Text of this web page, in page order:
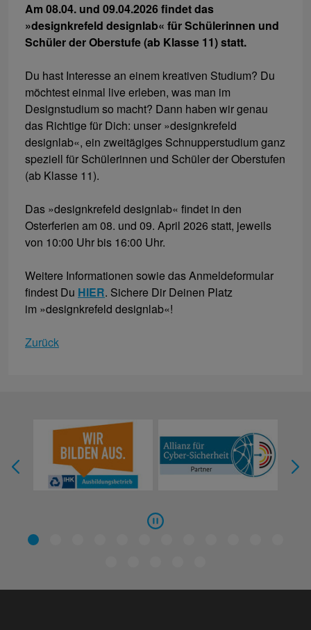
Am 08.04. und 09.04.2026 findet das
»designkrefeld designlab« für Schülerinnen und
Schüler der Oberstufe (ab Klasse 11) statt.
Du hast Interesse an einem kreativen Studium? Du
möchtest einmal live erleben, was man im
Designstudium so macht? Dann haben wir genau
das Richtige für Dich: unser »designkrefeld
designlab«, ein zweitägiges Schnupperstudium ganz
speziell für Schülerinnen und Schüler der Oberstufen
(ab Klasse 11).
Das »designkrefeld designlab« findet in den
Osterferien am 08. und 09. April 2026 statt, jeweils
von 10:00 Uhr bis 16:00 Uhr.
Weitere Informationen sowie das Anmeldeformular
findest Du HIER. Sichere Dir Deinen Platz
im »designkrefeld designlab«!
Zurück